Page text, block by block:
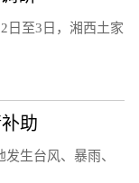
日至3日，湘西土家
助
生台风、暴雨、